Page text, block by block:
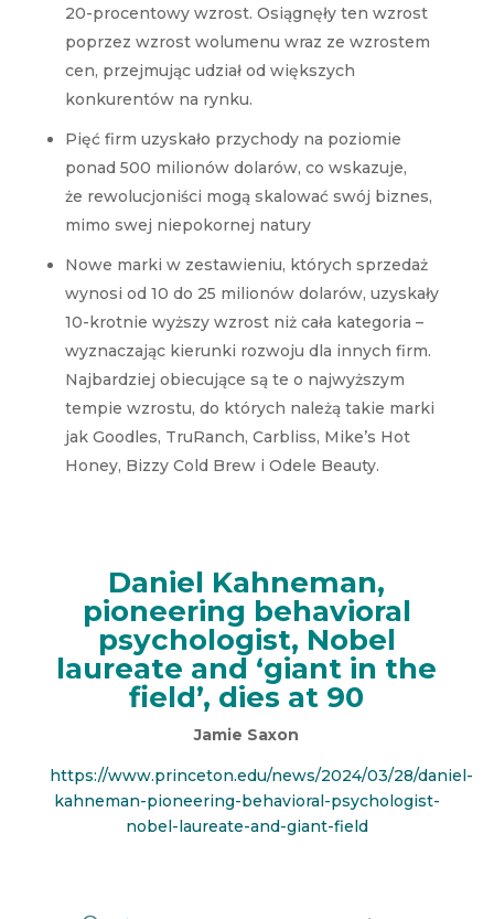
20-procentowy wzrost. Osiągnęły ten wzrost
poprzez wzrost wolumenu wraz ze wzrostem
cen, przejmując udział od większych
konkurentów na rynku.
Pięć firm uzyskało przychody na poziomie
ponad 500 milionów dolarów, co wskazuje,
że rewolucjoniści mogą skalować swój biznes,
mimo swej niepokornej natury
Nowe marki w zestawieniu, których sprzedaż
wynosi od 10 do 25 milionów dolarów, uzyskały
10-krotnie wyższy wzrost niż cała kategoria –
wyznaczając kierunki rozwoju dla innych firm.
Najbardziej obiecujące są te o najwyższym
tempie wzrostu, do których należą takie marki
jak Goodles, TruRanch, Carbliss, Mike’s Hot
Honey, Bizzy Cold Brew i Odele Beauty.
Daniel Kahneman,
pioneering behavioral
psychologist, Nobel
laureate and ‘giant in the
field’, dies at 90
Jamie Saxon
https://www.princeton.edu/news/2024/03/28/daniel-
kahneman-pioneering-behavioral-psychologist-
nobel-laureate-and-giant-field